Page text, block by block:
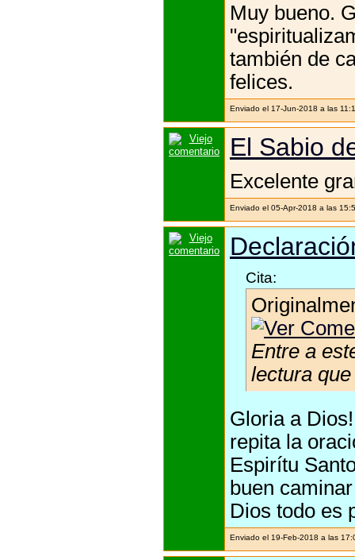
Muy bueno.
también de
felices.
Enviado el 17-Jun-2018 a las
El Sabio
Excelente
Enviado el 05-Apr-2018 a las
Cita:
Entre a
lectura
Gloria a
repita la
Espirítu
buen
Dios todo es
Enviado el 19-Feb-2018 a las